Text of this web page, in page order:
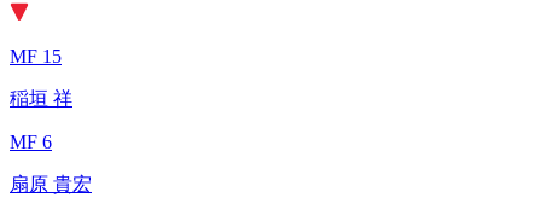
MF 15
稲垣 祥
MF 6
扇原 貴宏